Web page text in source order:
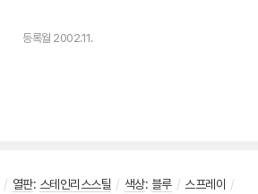
등록월 2002.11.
/ 열판: 스테인리스스틸 / 색상: 블루 / 스프레이
/